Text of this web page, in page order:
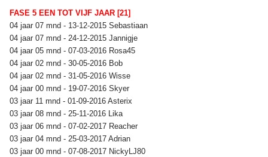
FASE 5 EEN TOT VIJF JAAR [21]
04 jaar 07 mnd - 13-12-2015 Sebastiaan
04 jaar 07 mnd - 24-12-2015 Jannigje
04 jaar 05 mnd - 07-03-2016 Rosa45
04 jaar 02 mnd - 30-05-2016 Bob
04 jaar 02 mnd - 31-05-2016 Wisse
04 jaar 00 mnd - 19-07-2016 Skyer
03 jaar 11 mnd - 01-09-2016 Asterix
03 jaar 08 mnd - 25-11-2016 Lika
03 jaar 06 mnd - 07-02-2017 Reacher
03 jaar 04 mnd - 25-03-2017 Adrian
03 jaar 00 mnd - 07-08-2017 NickyLJ80